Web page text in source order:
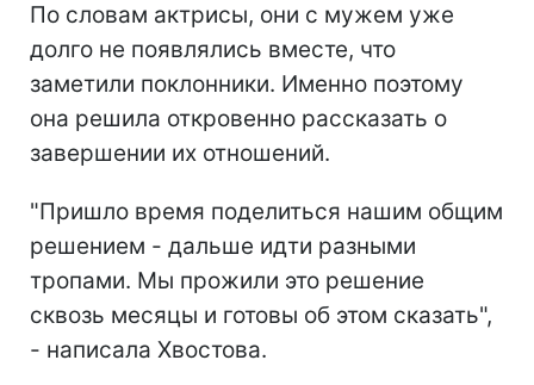
По словам актрисы, они с мужем уже
долго не появлялись вместе, что
заметили поклонники. Именно поэтому
она решила откровенно рассказать о
завершении их отношений.
"Пришло время поделиться нашим общим
решением - дальше идти разными
тропами. Мы прожили это решение
сквозь месяцы и готовы об этом сказать",
- написала Хвостова.